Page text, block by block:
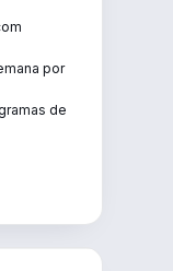
por
de